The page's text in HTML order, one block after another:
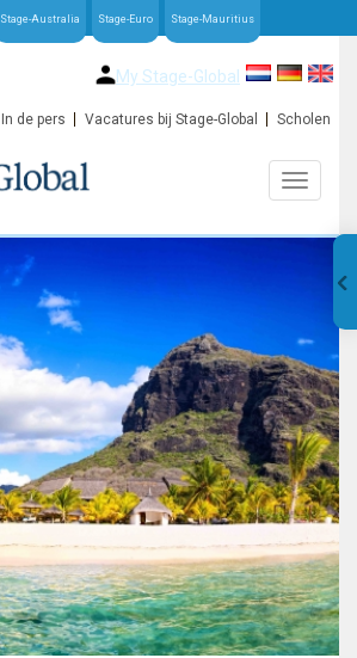
Stage-Australia Stage-Euro Stage-Mauritius
My Stage-Global
In de pers Vacatures bij Stage-Global Scholen